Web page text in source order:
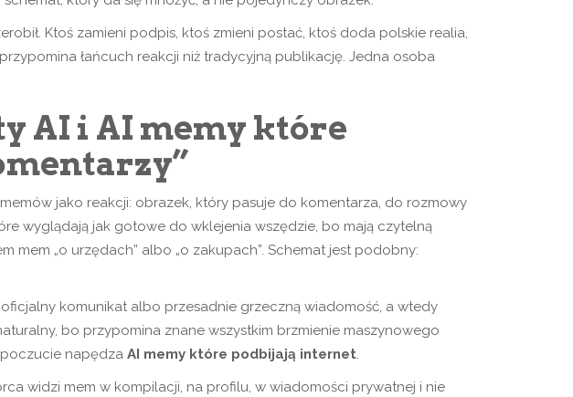
Ktoś zamieni podpis, ktoś zmieni postać, ktoś doda polskie realia,
łańcuch reakcji niż tradycyjną publikację. Jedna osoba
AI i AI memy które
jako reakcji: obrazek, który pasuje do komentarza, do rozmowy
wyglądają jak gotowe do wklejenia wszędzie, bo mają czytelną
mem „o urzędach” albo „o zakupach”. Schemat jest podobny:
komunikat albo przesadnie grzeczną wiadomość, a wtedy
bo przypomina znane wszystkim brzmienie maszynowego
poczucie napędza AI memy które podbijają internet.
widzi mem w kompilacji, na profilu, w wiadomości prywatnej i nie